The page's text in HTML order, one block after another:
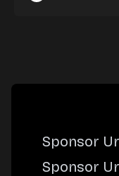
Sponsor
Sponsor